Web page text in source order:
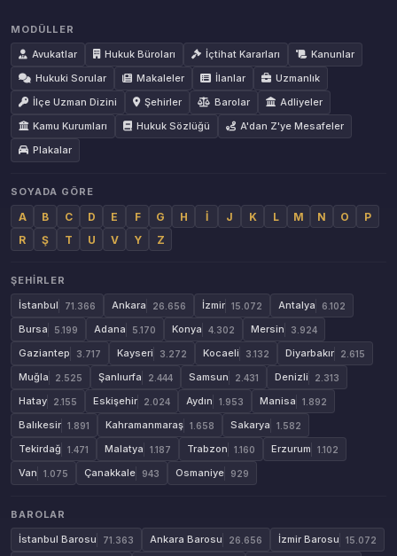
MODÜLLER
Avukatlar
Hukuk Büroları İçtihat Kararları
Kanunlar
Hukuki Sorular
Makaleler İlanlar
Uzmanlık
İlçe Uzman Dizini
Şehirler Barolar
Adliyeler
Kamu Kurumları
Hukuk Sözlüğü
A'dan Z'ye Mesafeler
Plakalar
SOYADA GÖRE
A B C D E F G H İ J K L M N O
P
R
Ş T U V Y Z
ŞEHIRLER
İstanbul
71.366 Ankara 26.656 İzmir 15.072 Antalya 6.102
Bursa 5.199 Adana 5.170 Konya 4.302 Mersin 3.924
Gaziantep 3.717 Kayseri 3.272 Kocaeli 3.132 Diyarbakır 2.615
Muğla 2.525 Şanlıurfa 2.444 Samsun 2.431 Denizli 2.313
Hatay 2.155 Eskişehir 2.024 Aydın 1.953 Manisa 1.892
Balıkesir 1.891 Kahramanmaraş 1.658 Sakarya 1.582
Tekirdağ 1.471 Malatya 1.187 Trabzon 1.160 Erzurum 1.102
Van 1.075 Çanakkale 943 Osmaniye 929
BAROLAR
İstanbul Barosu
71.363 Ankara Barosu 26.656 İzmir Barosu 15.072